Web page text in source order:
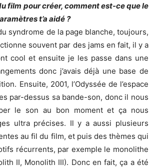
film pour créer, comment est-ce que le
t’a aidé ?
syndrome de la page blanche, toujours,
souvent par des jams en fait, il y a
cool et ensuite je les passe dans une
donc j’avais déjà une base de
Ensuite, 2001, l’Odyssée de l’espace
par-dessus sa bande-son, donc il nous
le son au bon moment et ça nous
ultra précises. Il y a aussi plusieurs
au fil du film, et puis des thèmes qui
récurrents, par exemple le monolithe
II, Monolith III). Donc en fait, ça a été